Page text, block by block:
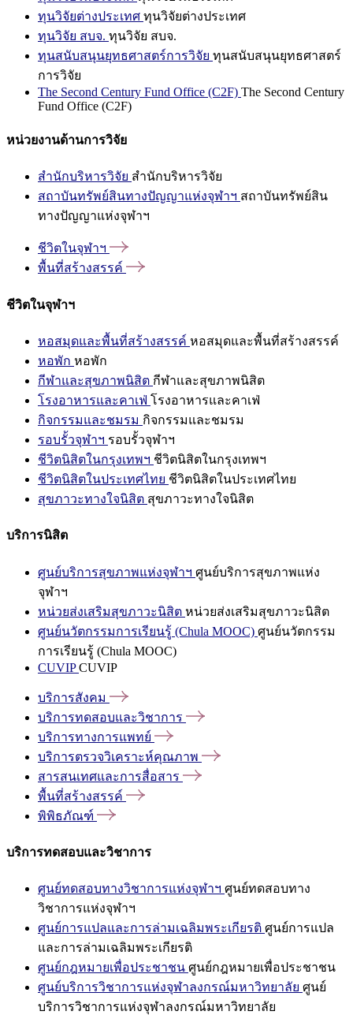
ทุนวิจัยต่างประเทศ ทุนวิจัยต่างประเทศ
ทุนวิจัย สบจ. ทุนวิจัย สบจ.
ทุนสนับสนุนยุทธศาสตร์การวิจัย ทุนสนับสนุนยุทธศาสตร์
การวิจัย
The Second Century Fund Office (C2F) The Second Century
Fund Office (C2F)
หน่วยงานด้านการวิจัย
สำนักบริหารวิจัย สำนักบริหารวิจัย
สถาบันทรัพย์สินทางปัญญาแห่งจุฬาฯ สถาบันทรัพย์สิน
ทางปัญญาแห่งจุฬาฯ
ชีวิตในจุฬาฯ
พื้นที่สร้างสรรค์
ชีวิตในจุฬาฯ
หอสมุดและพื้นที่สร้างสรรค์ หอสมุดและพื้นที่สร้างสรรค์
หอพัก หอพัก
กีฬาและสุขภาพนิสิต กีฬาและสุขภาพนิสิต
โรงอาหารและคาเฟ่ โรงอาหารและคาเฟ่
กิจกรรมและชมรม กิจกรรมและชมรม
รอบรั้วจุฬาฯ รอบรั้วจุฬาฯ
ชีวิตนิสิตในกรุงเทพฯ ชีวิตนิสิตในกรุงเทพฯ
ชีวิตนิสิตในประเทศไทย ชีวิตนิสิตในประเทศไทย
สุขภาวะทางใจนิสิต สุขภาวะทางใจนิสิต
บริการนิสิต
ศูนย์บริการสุขภาพแห่งจุฬาฯ ศูนย์บริการสุขภาพแห่ง
จุฬาฯ
หน่วยส่งเสริมสุขภาวะนิสิต หน่วยส่งเสริมสุขภาวะนิสิต
ศูนย์นวัตกรรมการเรียนรู้ (Chula MOOC) ศูนย์นวัตกรรม
การเรียนรู้ (Chula MOOC)
CUVIPCUVIP
บริการสังคม
บริการทดสอบและวิชาการ
บริการทางการแพทย์
บริการตรวจวิเคราะห์คุณภาพ
สารสนเทศและการสื่อสาร
พื้นที่สร้างสรรค์
พิพิธภัณฑ์
บริการทดสอบและวิชาการ
ศูนย์ทดสอบทางวิชาการแห่งจุฬาฯ ศูนย์ทดสอบทาง
วิชาการแห่งจุฬาฯ
ศูนย์การแปลและการล่ามเฉลิมพระเกียรติ ศูนย์การแปล
และการล่ามเฉลิมพระเกียรติ
ศูนย์กฎหมายเพื่อประชาชน ศูนย์กฎหมายเพื่อประชาชน
ศูนย์บริการวิชาการแห่งจุฬาลงกรณ์มหาวิทยาลัย ศูนย์
บริการวิชาการแห่งจุฬาลงกรณ์มหาวิทยาลัย